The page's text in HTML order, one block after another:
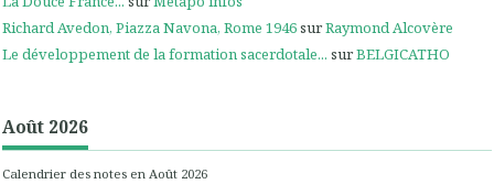
Richard Avedon, Piazza Navona, Rome 1946surRaymond Alcovère
Le développement de la formation sacerdotale... surBELGICATHO
Août 2026
Calendrier des notes en Août 2026